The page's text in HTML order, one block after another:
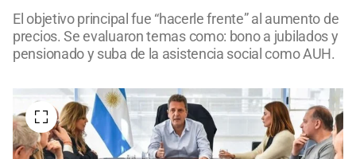
El objetivo principal fue “hacerle frente” al aumento de
precios. Se evaluaron temas como: bono a jubilados y
pensionado y suba de la asistencia social como AUH.